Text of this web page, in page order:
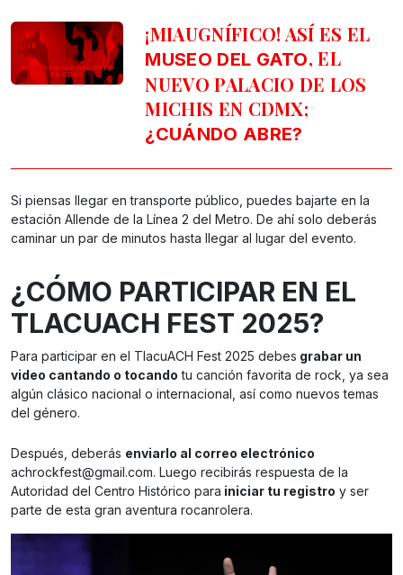
¡MIAUGNÍFICO! ASÍ ES EL
MUSEO DEL GATO, EL
NUEVO PALACIO DE LOS
MICHIS EN CDMX;
¿CUÁNDO ABRE?
Si piensas llegar en transporte público, puedes bajarte en la
estación Allende de la Línea 2 del Metro. De ahí solo deberás
caminar un par de minutos hasta llegar al lugar del evento.
¿CÓMO PARTICIPAR EN EL
TLACUACH FEST 2025?
Para participar en el TlacuACH Fest 2025 debes grabar un
video cantando o tocando tu canción favorita de rock, ya sea
algún clásico nacional o internacional, así como nuevos temas
del género.
Después, deberás enviarlo al correo electrónico
achrockfest@gmail.com. Luego recibirás respuesta de la
Autoridad del Centro Histórico para iniciar tu registro y ser
parte de esta gran aventura rocanrolera.